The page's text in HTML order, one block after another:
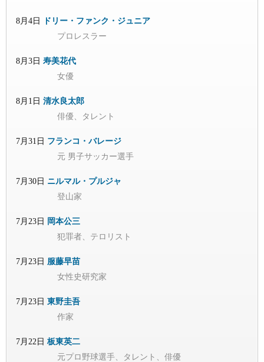
8月4日
ドリー・ファンク・ジュニア
プロレスラー
8月3日 寿美花代
女優
8月1日 清水良太郎
俳優、タレント
7月31日 フランコ・バレージ
元 男子サッカー選手
7月30日 ニルマル・プルジャ
登山家
7月23日 岡本公三
犯罪者、テロリスト
7月23日 服藤早苗
女性史研究家
7月23日 東野圭吾
作家
7月22日 板東英二
元プロ野球選手、タレント、俳優